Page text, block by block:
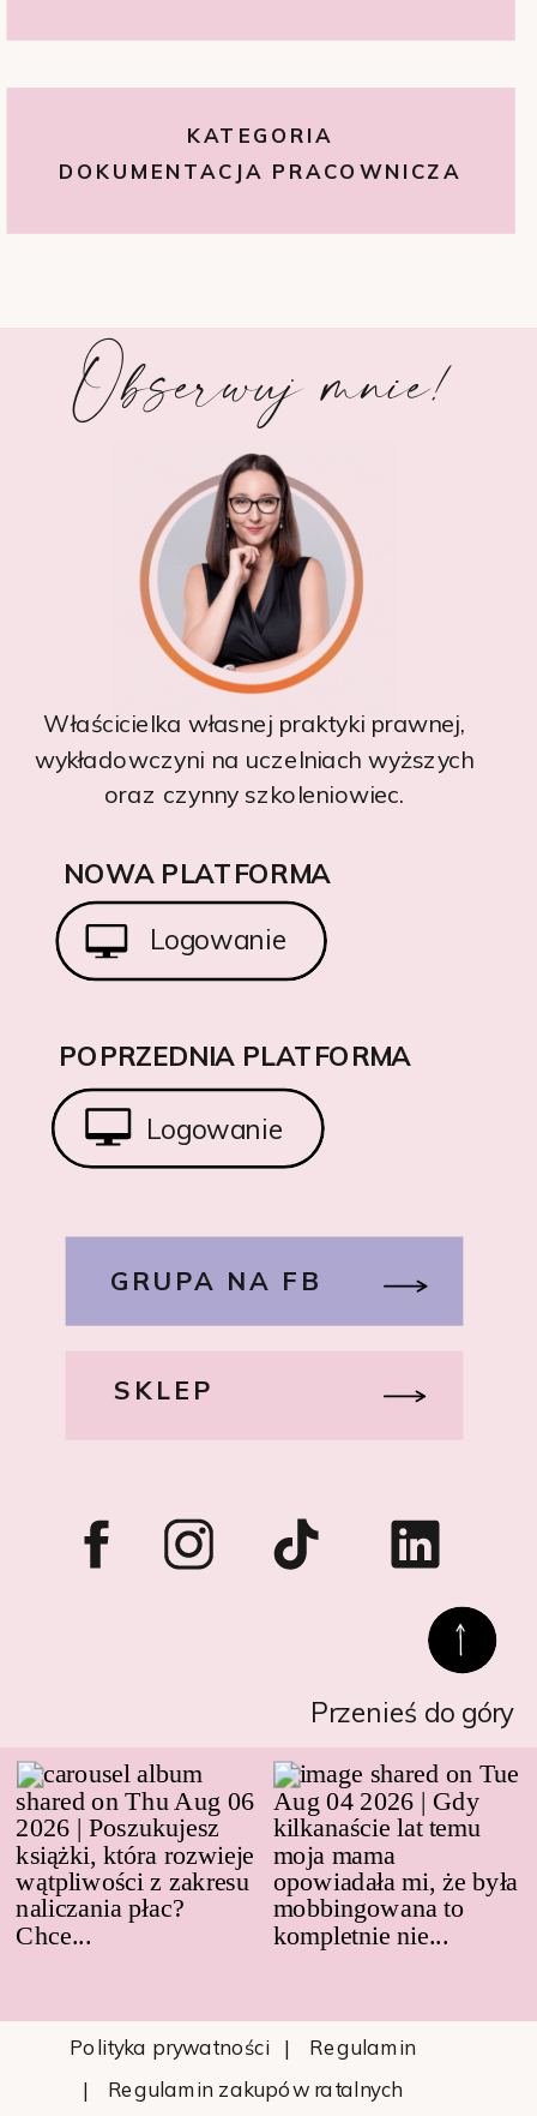
KATEGORIA
DOKUMENTACJA PRACOWNICZA
| Regulamin
Polityka prywatności
GRUPA NA FB
SKLEP
Obserwuj mnie!
Właścicielka własnej praktyki prawnej,
wykładowczyni na uczelniach wyższych
oraz czynny szkoleniowiec.
Przenieś do góry
Logowanie
NOWA PLATFORMA
Logowanie
POPRZEDNIA PLATFORMA
| Regulamin zakupów ratalnych